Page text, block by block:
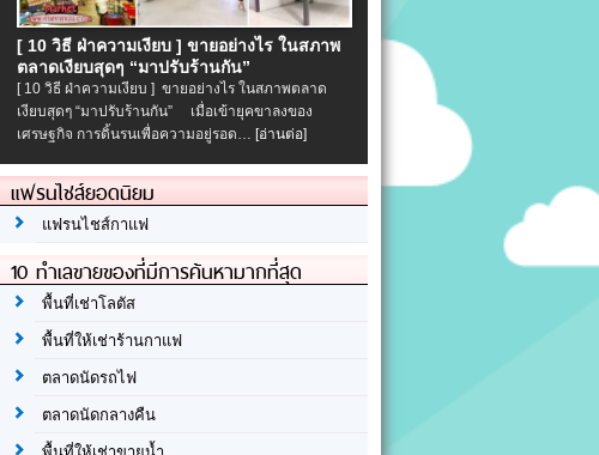
[ 10 วิธี ฝ่าความเงียบ ] ขายอย่างไร ในสภาพ
ตลาดเงียบสุดๆ “มาปรับร้านกัน”
[ 10 วิธี ฝ่าความเงียบ ] ขายอย่างไร ในสภาพตลาด
เงียบสุดๆ “มาปรับร้านกัน” เมื่อเข้ายุคขาลงของ
เศรษฐกิจ การดิ้นรนเพื่อความอยู่รอด… [อ่านต่อ]
แฟรนไชส์ยอดนิยม
แฟรนไชส์กาแฟ
10 ทำเลขายของที่มีการค้นหามากที่สุด
พื้นที่เช่าโลตัส
พื้นที่ให้เช่าร้านกาแฟ
ตลาดนัดรถไฟ
ตลาดนัดกลางคืน